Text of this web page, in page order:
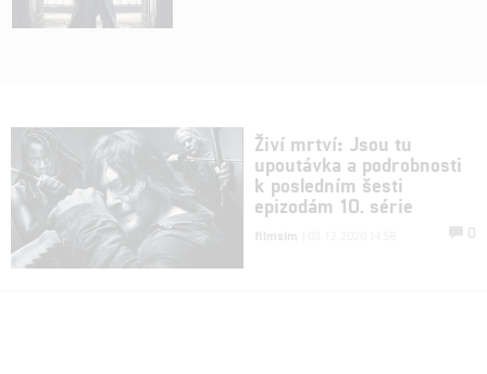
Živí mrtví: Jsou tu
upoutávka a podrobnosti
k posledním šesti
epizodám 10. série
filmsim 0